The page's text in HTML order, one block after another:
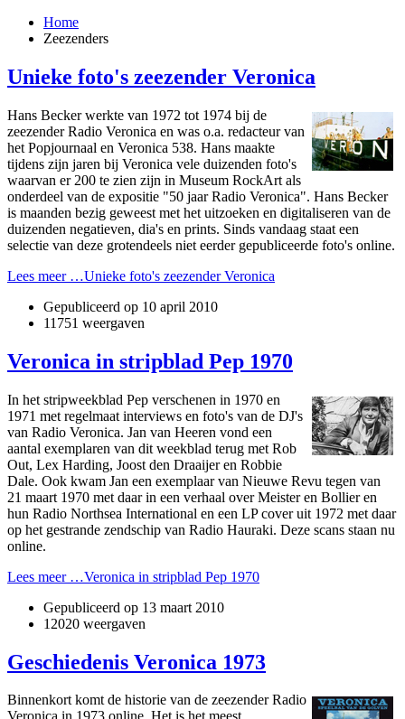
Home
Zeezenders
Unieke foto's zeezender Veronica
Hans Becker werkte van 1972 tot 1974 bij de
zeezender Radio Veronica en was o.a. redacteur van
het Popjournaal en Veronica 538. Hans maakte
tijdens zijn jaren bij Veronica vele duizenden foto's
waarvan er 200 te zien zijn in Museum RockArt als
onderdeel van de expositie "50 jaar Radio Veronica". Hans Becker
is maanden bezig geweest met het uitzoeken en digitaliseren van de
duizenden negatieven, dia's en prints. Sinds vandaag staat een
selectie van deze grotendeels niet eerder gepubliceerde foto's online.
Lees meer …Unieke foto's zeezender Veronica
Gepubliceerd op 10 april 2010
11751 weergaven
Veronica in stripblad Pep 1970
In het stripweekblad Pep verschenen in 1970 en
1971 met regelmaat interviews en foto's van de DJ's
van Radio Veronica. Jan van Heeren vond een
aantal exemplaren van dit weekblad terug met Rob
Out, Lex Harding, Joost den Draaijer en Robbie
Dale. Ook kwam Jan een exemplaar van Nieuwe Revu tegen van
21 maart 1970 met daar in een verhaal over Meister en Bollier en
hun Radio Northsea International en een LP cover uit 1972 met daar
op het gestrande zendschip van Radio Hauraki. Deze scans staan nu
online.
Lees meer …Veronica in stripblad Pep 1970
Gepubliceerd op 13 maart 2010
12020 weergaven
Geschiedenis Veronica 1973
Binnenkort komt de historie van de zeezender Radio